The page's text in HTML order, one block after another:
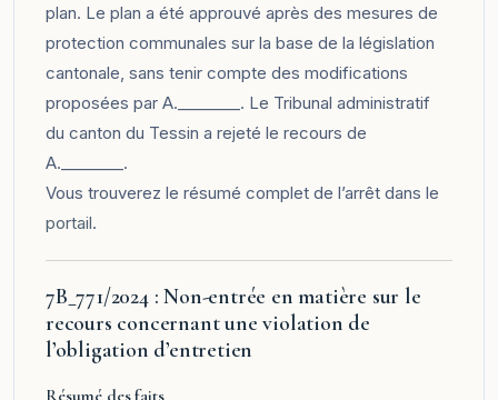
plan. Le plan a été approuvé après des mesures de
protection communales sur la base de la législation
cantonale, sans tenir compte des modifications
proposées par A.________. Le Tribunal administratif
du canton du Tessin a rejeté le recours de
A.________.
Vous trouverez le résumé complet de l’arrêt dans le
portail.
7B_771/2024 : Non-entrée en matière sur le
recours concernant une violation de
l’obligation d’entretien
Résumé des faits